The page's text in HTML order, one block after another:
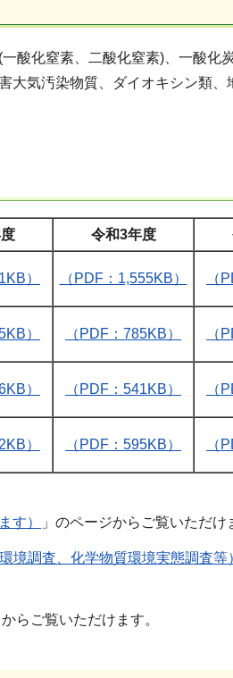
酸化窒素、二酸化窒素)、一酸化
大気汚染物質、ダイオキシン類、
令和3年度
） （PDF：1,555KB） （
） （PDF：785KB） （
） （PDF：541KB） （
） （PDF：595KB） （
す） 」のページからご覧いただけ
境調査、化学物質環境実態調査等
からご覧いただけます。